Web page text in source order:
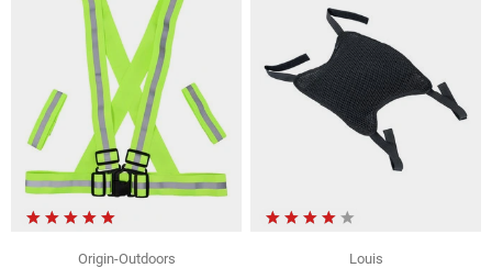
Origin-Outdoors
Louis